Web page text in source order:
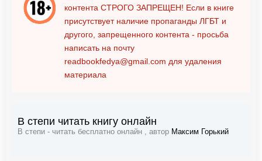
контента СТРОГО ЗАПРЕЩЕН! Если в книге
присутствует наличие пропаганды ЛГБТ и
другого, запрещенного контента - просьба
написать на почту
readbookfedya@gmail.com для удаления
материала
В степи читать книгу онлайн
В степи - читать бесплатно онлайн , автор Максим Горький